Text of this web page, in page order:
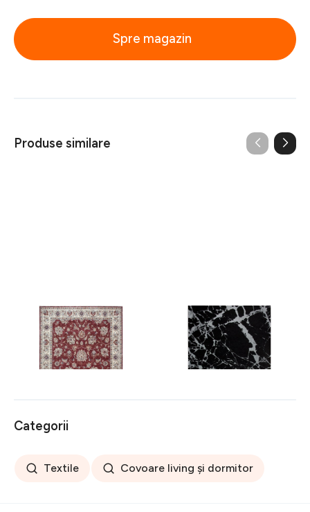
Spre magazin
Produse similare
Covor rezistent Eko, ALT
05 - Red, Ivory, 100%
poliester, 80 x 150 cm
256 lei
Covor rezistent SM 21 -
Black, Silver XW, 80x300
441 lei
Categorii
Textile Covoare living și dormitor